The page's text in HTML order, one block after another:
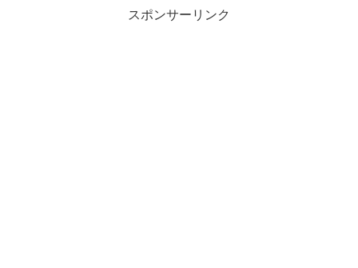
スポンサーリンク